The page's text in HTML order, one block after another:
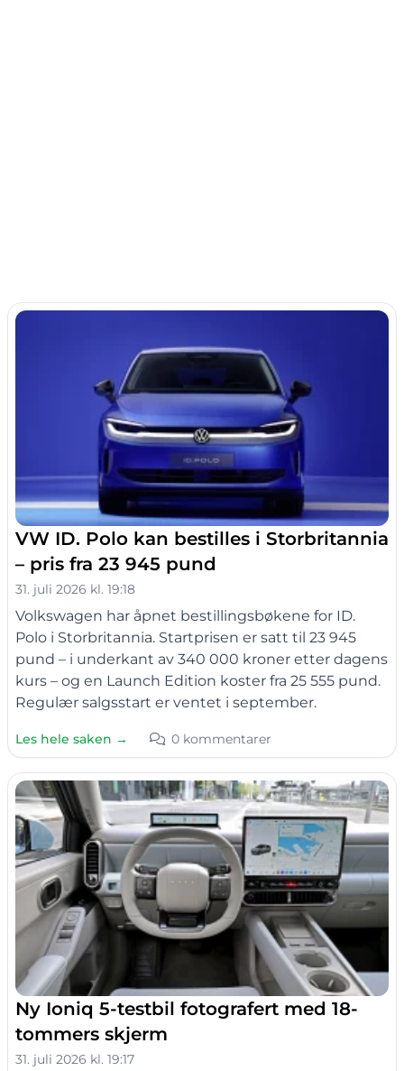
VW ID. Polo kan bestilles i Storbritannia
– pris fra 23 945 pund
31. juli 2026 kl. 19:18
Volkswagen har åpnet bestillingsbøkene for ID.
Polo i Storbritannia. Startprisen er satt til 23 945
pund – i underkant av 340 000 kroner etter dagens
kurs – og en Launch Edition koster fra 25 555 pund.
Regulær salgsstart er ventet i september.
Les hele saken → 0 kommentarer
Ny Ioniq 5-testbil fotografert med 18-
tommers skjerm
31. juli 2026 kl. 19:17